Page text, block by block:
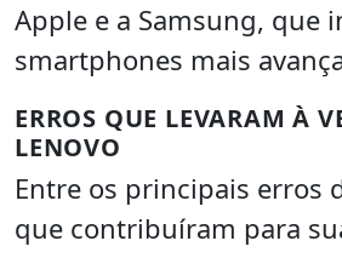
Apple e a Samsung, que
smartphones mais
ERROS QUE LEVARAM À
LENOVO
Entre os principais erros
que contribuíram para